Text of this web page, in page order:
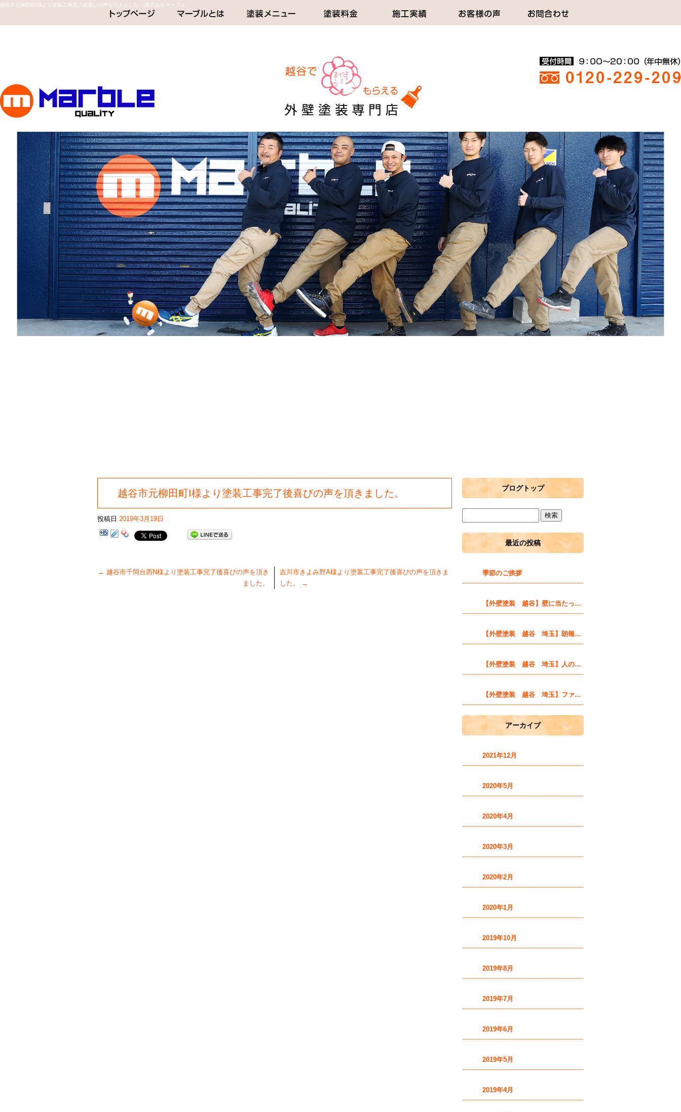
越谷市元柳田町I様より塗装工事完了後喜びの声を頂きました。|株式会社マーブル
越谷市元柳田町I様より塗装工事完了後喜びの声を頂きました。
投稿日 2019年3月19日
← 越谷市千間台西N様より塗装工事完了後喜びの声を頂き
ました。
吉川市きよみ野A様より塗装工事完了後喜びの声を頂きま
した。
→
ブログトップ
最近の投稿
季節のご挨拶
【外壁塗装 越谷】壁に当たったら自分達色に塗ってしまえばいい！
【外壁塗装 越谷 埼玉】朗報！いま越谷市で塗装工事をすると市から補助金が出ます！
【外壁塗装 越谷 埼玉】人の思い、温かみに触れる時
【外壁塗装 越谷 埼玉】ファン獲得の秘訣とは？
アーカイブ
2021年12月
2020年5月
2020年4月
2020年3月
2020年2月
2020年1月
2019年10月
2019年8月
2019年7月
2019年6月
2019年5月
2019年4月